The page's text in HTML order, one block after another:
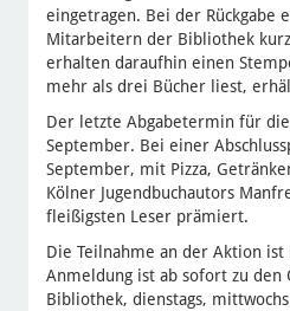
eingetragen. Bei der Rückgabe
Mitarbeitern der Bibliothek
erhalten daraufhin einen
mehr als drei Bücher liest,
Der letzte Abgabetermin für
September. Bei einer
September, mit Pizza,
Kölner Jugendbuchautors
fleißigsten Leser prämiert.
Die Teilnahme an der Aktion
Anmeldung ist ab sofort zu den
Bibliothek, dienstags,